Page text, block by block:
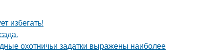
избегать!
охотничьи задатки выражены наиболее